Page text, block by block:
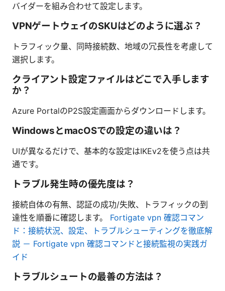
バイダーを組み合わせて設定します。
VPNゲートウェイのSKUはどのように選ぶ？
トラフィック量、同時接続数、地域の冗長性を考慮して
選択します。
クライアント設定ファイルはどこで入手します
か？
Azure PortalのP2S設定画面からダウンロードします。
WindowsとmacOSでの設定の違いは？
UIが異なるだけで、基本的な設定はIKEv2を使う点は共
通です。
トラブル発生時の優先度は？
接続自体の有無、認証の成功/失敗、トラフィックの到
達性を順番に確認します。 Fortigate vpn 確認コマン
ド：接続状況、設定、トラブルシューティングを徹底解
説 － Fortigate vpn 確認コマンドと接続監視の実践ガ
イド
トラブルシュートの最善の方法は？